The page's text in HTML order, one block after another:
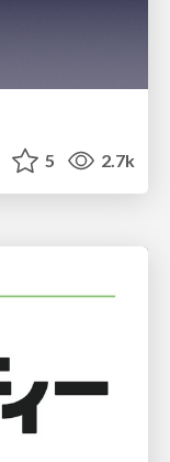
5 2.7k